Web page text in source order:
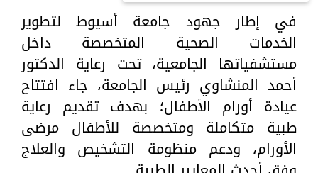
في إطار جهود جامعة أسيوط لتطوير
الخدمات الصحية المتخصصة داخل
مستشفياتها الجامعية، تحت رعاية الدكتور
أحمد المنشاوي رئيس الجامعة، جاء افتتاح
عيادة أورام الأطفال؛ بهدف تقديم رعاية
طبية متكاملة ومتخصصة للأطفال مرضى
الأورام، ودعم منظومة التشخيص والعلاج